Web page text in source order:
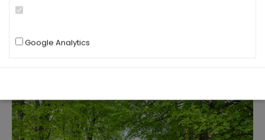
Mõisakompleks on rajatud sümmeetriliselt ümber
Google Analytics